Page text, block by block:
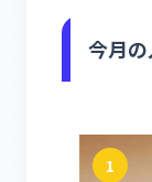
今月
1